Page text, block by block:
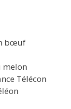
bœuf
melon
Télécon